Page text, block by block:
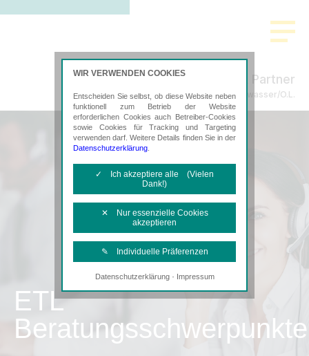
Schmidt & Partner
Steuerberatung in Weißwasser/O.L.
ETL
Beratungsschwerpunkte
WIR VERWENDEN COOKIES
Entscheiden Sie selbst, ob diese Website neben
funktionell zum Betrieb der Website
erforderlichen Cookies auch Betreiber-Cookies
sowie Cookies für Tracking und Targeting
verwenden darf. Weitere Details finden Sie in der
Datenschutzerklärung
✓ Ich akzeptiere alle (Vielen
Dank!)
✕ Nur essenzielle Cookies
akzeptieren
✎ Individuelle Präferenzen
Notwendige Cookies
Diese Cookies sind erforderlich, um die
Tracking- und Targeting-Cookies
Datenschutzerklärung· Impressum